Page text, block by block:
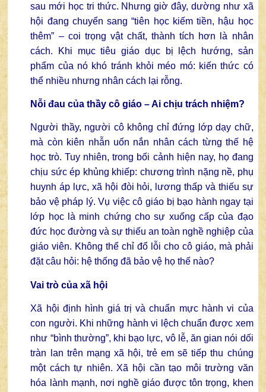
sau mới học tri thức. Nhưng giờ đây, dường như xã
hội đang chuyển sang “tiên học kiếm tiền, hậu học
thêm” – coi trọng vật chất, thành tích hơn là nhân
cách. Khi mục tiêu giáo dục bị lệch hướng, sản
phẩm của nó khó tránh khỏi méo mó: kiến thức có
thể nhiều nhưng nhân cách lại rỗng.
Nỗi đau của thầy cô giáo – Ai chịu trách nhiệm?
Người thầy, người cô không chỉ đứng lớp dạy chữ,
mà còn kiên nhẫn uốn nắn nhân cách từng thế hệ
học trò. Tuy nhiên, trong bối cảnh hiện nay, họ đang
chịu sức ép khủng khiếp: chương trình nặng nề, phụ
huynh áp lực, xã hội đòi hỏi, lương thấp và thiếu sự
bảo vệ pháp lý. Vụ việc cô giáo bị bạo hành ngay tại
lớp học là minh chứng cho sự xuống cấp của đạo
đức học đường và sự thiếu an toàn nghề nghiệp của
giáo viên. Không thể chỉ đổ lỗi cho cô giáo, mà phải
đặt câu hỏi: hệ thống đã bảo vệ họ thế nào?
Vai trò của xã hội
Xã hội định hình giá trị và chuẩn mực hành vi của
con người. Khi những hành vi lệch chuẩn được xem
như “bình thường”, khi bạo lực, vô lễ, ăn gian nói dối
tràn lan trên mạng xã hội, trẻ em sẽ tiếp thu chúng
một cách tự nhiên. Xã hội cần tạo môi trường văn
hóa lành mạnh, nơi nghề giáo được tôn trọng, khen